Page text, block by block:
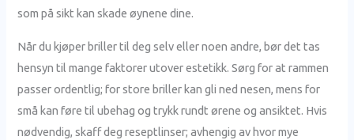
som på sikt kan skade øynene dine.
Når du kjøper briller til deg selv eller noen andre, bør det tas
hensyn til mange faktorer utover estetikk. Sørg for at rammen
passer ordentlig; for store briller kan gli ned nesen, mens for
små kan føre til ubehag og trykk rundt ørene og ansiktet. Hvis
nødvendig, skaff deg reseptlinser; avhengig av hvor mye